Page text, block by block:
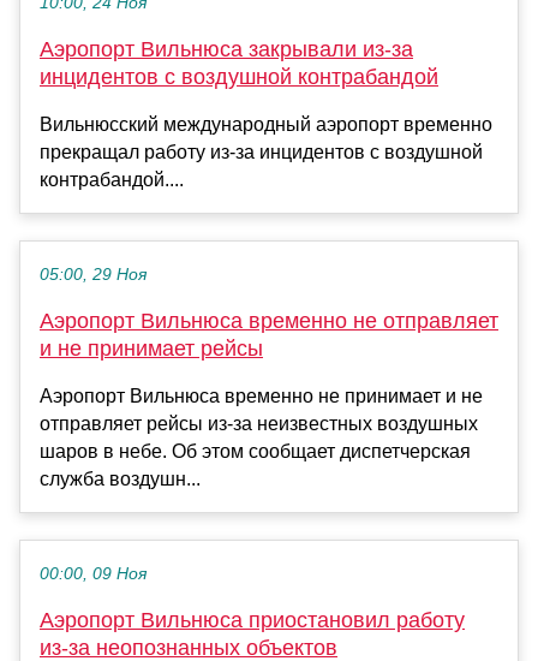
Аэропорт Вильнюса закрывали из-за
инцидентов с воздушной контрабандой
Вильнюсский международный аэропорт временно
прекращал работу из-за инцидентов с воздушной
контрабандой....
05:00, 29 Ноя
Аэропорт Вильнюса временно не отправляет
и не принимает рейсы
Аэропорт Вильнюса временно не принимает и не
отправляет рейсы из-за неизвестных воздушных
шаров в небе. Об этом сообщает диспетчерская
служба воздушн...
00:00, 09 Ноя
Аэропорт Вильнюса приостановил работу
из-за неопознанных объектов